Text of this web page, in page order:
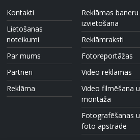
Kontakti
Lietošanas
noteikumi
Par mums
Partneri
Reklāma
Reklāmas baneru
izvietošana
Reklāmraksti
Fotoreportāžas
Video reklāmas
Video filmēšana
montāža
Fotografēšanas
foto apstrāde